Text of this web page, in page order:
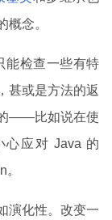
概念。
能检查一些有特
甚或是方法的返
——比如说在使
心应对 Java 的
演化性。改变一